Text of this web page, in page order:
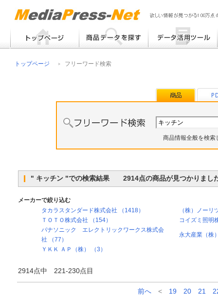
メーカー別検索
トップページ フリーワード検索
商品情報全般を検索
" キッチン "での検索結果 2914点の商品が見つかりまし
メーカーで絞り込む
タカラスタンダード株式会社 （1418）
（株）ノーリ
ＴＯＴＯ株式会社 （154）
コイズミ照明
パナソニック エレクトリックワークス株式会
社 （77）
永大産業（株
ＹＫＫ ＡＰ（株） （3）
2914点中 221-230点目
前へ < 19 20 21